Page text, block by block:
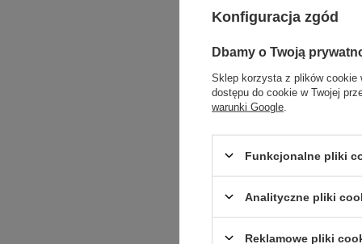
Konfiguracja zgód
Dbamy o Twoją
Sklep korzysta z plików cookie
dostępu do cookie w Twojej
warunki Google
Funkcjonalne pliki
Analityczne pliki
Reklamowe pliki